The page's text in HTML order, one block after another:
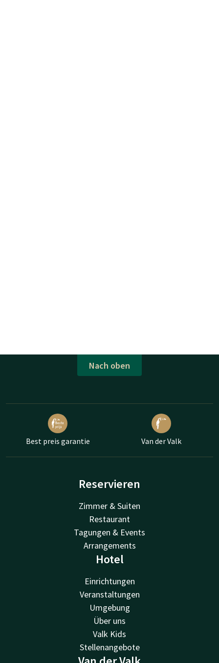
Nach oben
Best preis garantie Van der Valk
Reservieren
Zimmer & Suiten
Restaurant
Tagungen & Events
Arrangements
Hotel
Einrichtungen
Veranstaltungen
Umgebung
Über uns
Valk Kids
Stellenangebote